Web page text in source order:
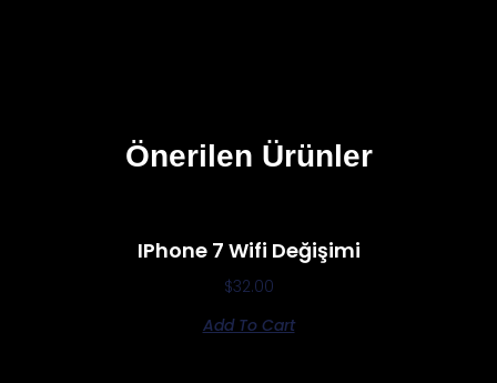
Önerilen Ürünler
IPhone 7 Wifi Değişimi
$32.00
Add To Cart